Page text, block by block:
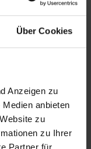
Über Cookies
Anzeigen zu
anbieten
zu
zu Ihrer
Partner für
Hand